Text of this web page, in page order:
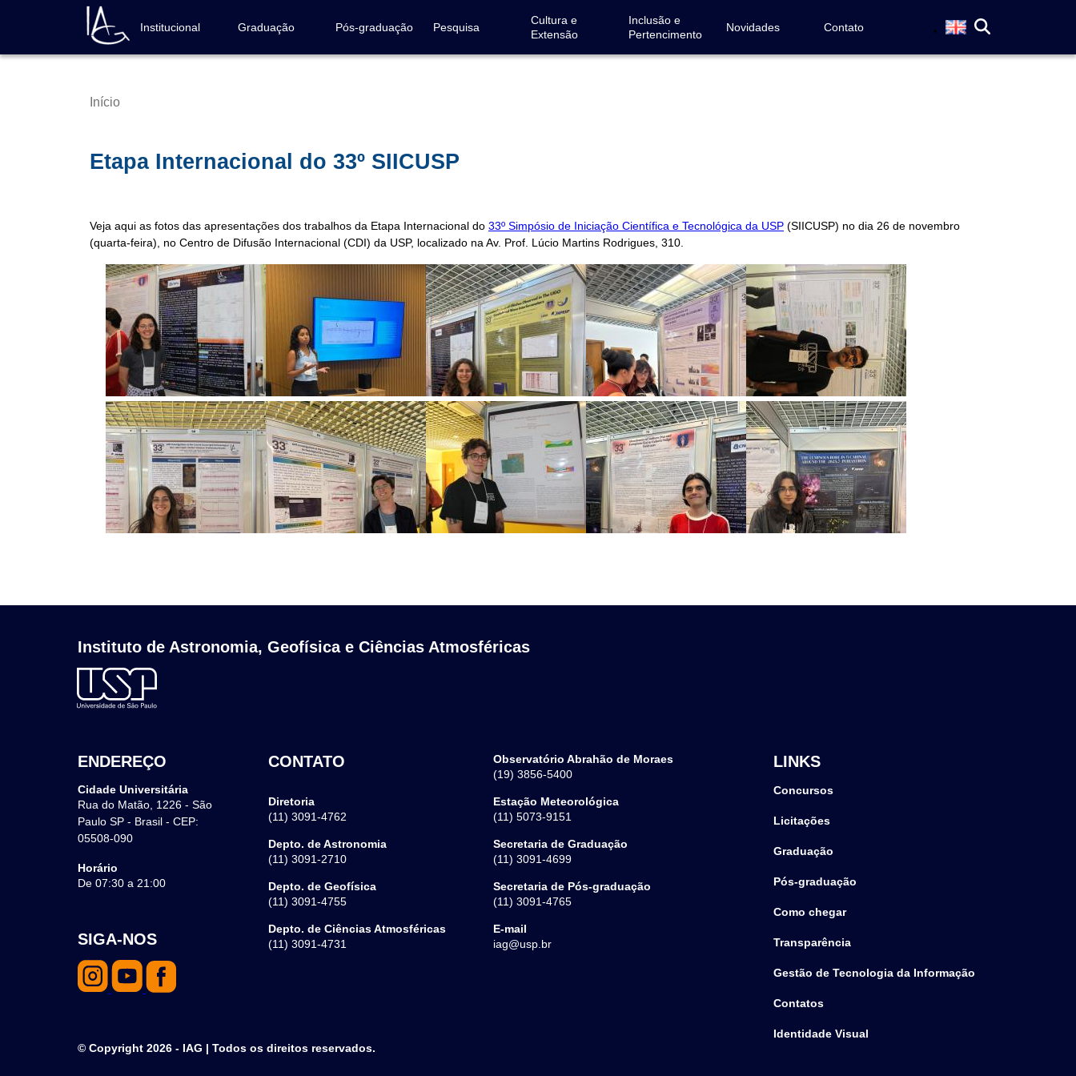
conteúdo
Navegação
principal
Institucional Graduação Pós-graduação Pesquisa
Cultura e
Extensão
Inclusão e
Pertencimento
Novidades Contato
Trilha
Início
Etapa Internacional do 33º SIICUSP
Veja aqui as fotos das apresentações dos trabalhos da Etapa Internacional do 33º Simpósio de Iniciação Científica e Tecnológica da USP (SIICUSP) no dia 26 de novembro
(quarta-feira), no Centro de Difusão Internacional (CDI) da USP, localizado na Av. Prof. Lúcio Martins Rodrigues, 310.
Instituto de Astronomia, Geofísica e Ciências Atmosféricas
ENDEREÇO
Cidade Universitária
Rua do Matão, 1226 - São
Paulo SP - Brasil - CEP:
05508-090
Horário
De 07:30 a 21:00
CONTATO
Diretoria
(11) 3091-4762
Depto. de Astronomia
(11) 3091-2710
Depto. de Geofísica
(11) 3091-4755
Depto. de Ciências Atmosféricas
(11) 3091-4731
Observatório Abrahão de Moraes
(19) 3856-5400
Estação Meteorológica
(11) 5073-9151
Secretaria de Graduação
(11) 3091-4699
Secretaria de Pós-graduação
(11) 3091-4765
E-mail
iag@usp.br
LINKS
Concursos
Licitações
Graduação
Pós-graduação
Como chegar
Transparência
Gestão de Tecnologia da Informação
Contatos
Identidade Visual
SIGA-NOS
© Copyright 2026 - IAG | Todos os direitos reservados.